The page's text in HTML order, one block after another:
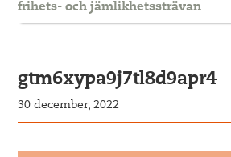
frihets- och jämlikhetssträvan
gtm6xypa9j7tl8d9apr4
30 december, 2022